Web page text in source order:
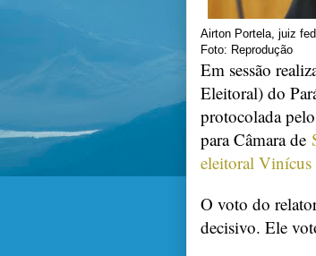
Airton Portela, juiz
Foto: Reprodução
Em sessão
Eleitoral) do
protocolada
para Câmara de
eleitoral
O voto do
decisivo. Ele